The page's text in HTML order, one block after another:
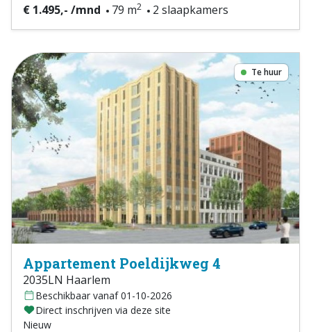
€ 1.495,- /mnd 79 m2 2 slaapkamers
Te huur
Appartement Poeldijkweg 4
2035LN Haarlem
Beschikbaar vanaf 01-10-2026
Direct inschrijven via deze site
Nieuw